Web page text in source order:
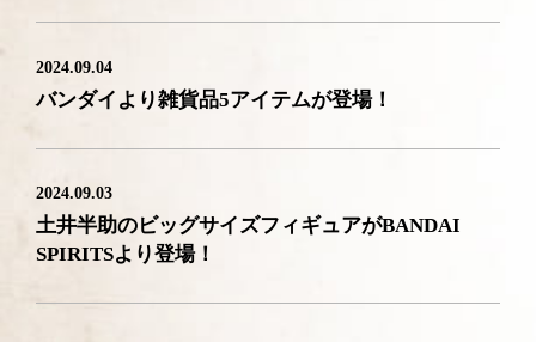
2024.09.04
バンダイより雑貨品5アイテムが登場！
2024.09.03
土井半助のビッグサイズフィギュアがBANDAI
SPIRITSより登場！